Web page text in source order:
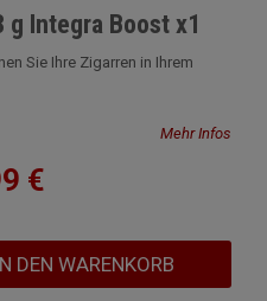
Integra Boost x1
Sie Ihre Zigarren in Ihrem
Mehr Infos
€
DEN WARENKORB